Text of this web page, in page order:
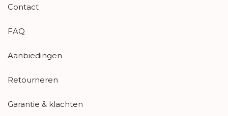
Contact
FAQ
Aanbiedingen
Retourneren
Garantie & klachten